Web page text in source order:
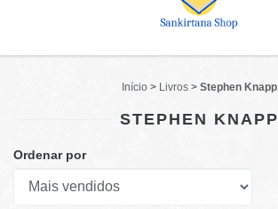
Início > Livros > Stephen Knapp
STEPHEN KNAPP
Ordenar por